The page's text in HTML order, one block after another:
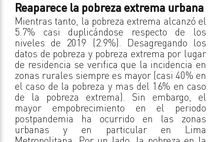
Reaparece la pobreza extrema urbana
Mientras tanto, la pobreza extrema alcanzó el
5.7% casi duplicándose respecto de los
niveles de 2019 (2.9%). Desagregando los
datos de pobreza y pobreza extrema por lugar
de residencia se verifica que la incidencia en
zonas rurales siempre es mayor (casi 40% en
el caso de la pobreza y mas del 16% en caso
de la pobreza extrema). Sin embargo, el
mayor empobrecimiento en el periodo
postpandemia ha ocurrido en las zonas
urbanas y en particular en Lima